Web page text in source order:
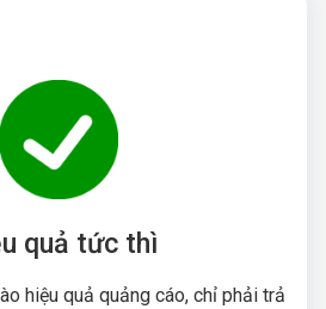
quả tức thì
hiệu quả quảng cáo, chỉ phải trả